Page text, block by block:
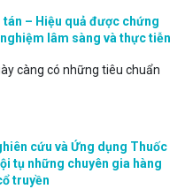
tán – Hiệu quả được chứng
lâm sàng và thực tiễn
càng có những tiêu chuẩn
cứu và Ứng dụng Thuốc
tụ những chuyên gia hàng
truyền